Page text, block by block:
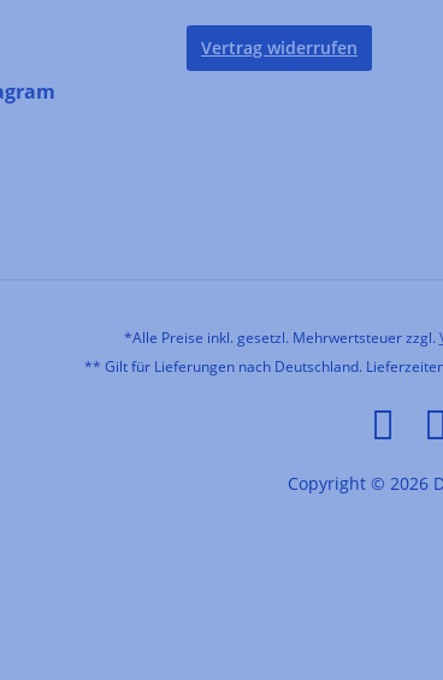
Vertrag widerrufen
*Alle Preise inkl. gesetzl. Mehrwertsteuer zzgl.
** Gilt für Lieferungen nach Deutschland.
Copyright © 2026